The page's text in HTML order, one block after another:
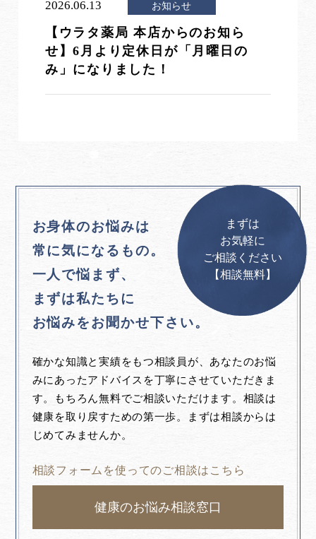
2026.06.13 お知らせ
【ウラタ薬局 本店からのお知ら
せ】6月より定休日が「月曜日の
み」になりました！
お身体のお悩みは
常に気になるもの。
一人で悩まず、
まずは私たちに
お悩みをお聞かせ下さい。
確かな知識と実績をもつ相談員が、あなたのお悩
みにあったアドバイスを丁寧にさせていただきま
す。もちろん無料でご相談いただけます。相談は
健康を取り戻すための第一歩。まずは相談からは
じめてみませんか。
相談フォームを使ってのご相談はこちら
健康のお悩み相談窓口
まずは
お気軽に
ご相談ください
【相談無料】